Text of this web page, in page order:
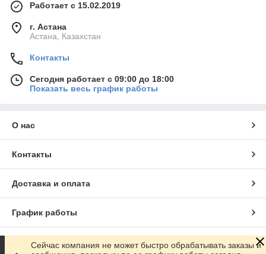
Работает с 15.02.2019
г. Астана
Астана, Казахстан
Контакты
Сегодня работает с 09:00 до 18:00
Показать весь график работы
О нас
Контакты
Доставка и оплата
График работы
Полная версия сайта
Сейчас компания не может быстро обрабатывать заказы и